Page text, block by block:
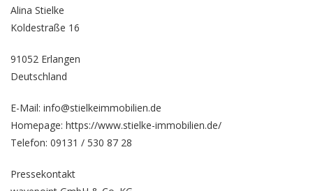
Alina Stielke
Koldestraße 16
91052 Erlangen
Deutschland
E-Mail: info@stielkeimmobilien.de
Homepage: https://www.stielke-immobilien.de/
Telefon: 09131 / 530 87 28
Pressekontakt